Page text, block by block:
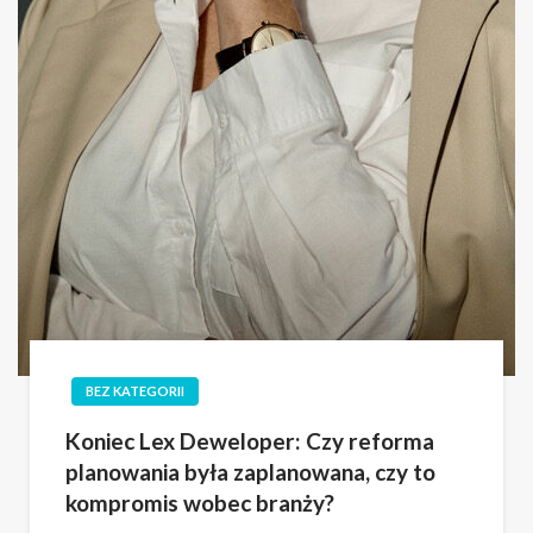
BEZ KATEGORII
Koniec Lex Deweloper: Czy reforma
planowania była zaplanowana, czy to
kompromis wobec branży?